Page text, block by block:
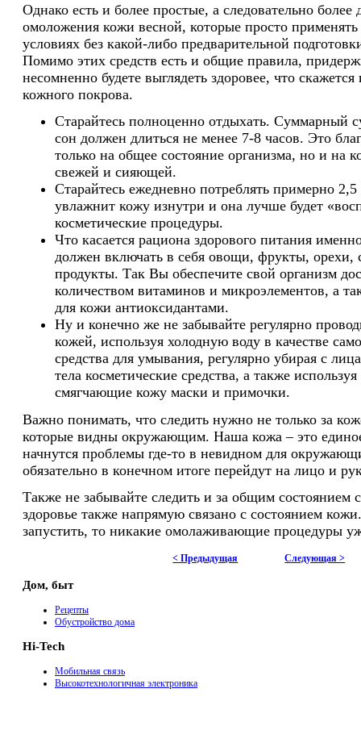
Однако есть и более простые, а следовательно более
омоложения кожи весной, которые просто
условиях без какой-либо предварительной
Помимо этих средств есть и общие правила,
несомненно будете выглядеть здоровее, что
кожного покрова.
Старайтесь полноценно отдыхать. Суммарный
сон должен длиться не менее 7-8 часов. Это
только на общее состояние организма, но и на
свежей и сияющей.
Старайтесь ежедневно потреблять примерно
увлажнит кожу изнутри и она лучше будет
косметические процедуры.
Что касается рациона здорового питания
должен включать в себя овощи, фрукты, орехи,
продукты. Так Вы обеспечите свой организм
количеством витаминов и микроэлементов, а
для кожи антиоксидантами.
Ну и конечно же не забывайте регулярно
кожей, используя холодную воду в качестве
средства для умывания, регулярно убирая с
тела косметические средства, а также
смягчающие кожу маски и примочки.
Важно понимать, что следить нужно не только за
которые видны окружающим. Наша кожа – это
начнутся проблемы где-то в невидном для
обязательно в конечном итоге перейдут на лицо и
Также не забывайте следить и за общим состоянием
здоровье также напрямую связано с состоянием
запустить, то никакие омолаживающие процедуры
< Предыдущая Следующая >
Дом, быт
Рецепты
Обустройство дома
Hi-Tech
Мобильная связь
Высокотехнологичная электроника